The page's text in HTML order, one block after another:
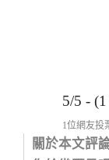
5/5 -
1位網友投
關於本文評